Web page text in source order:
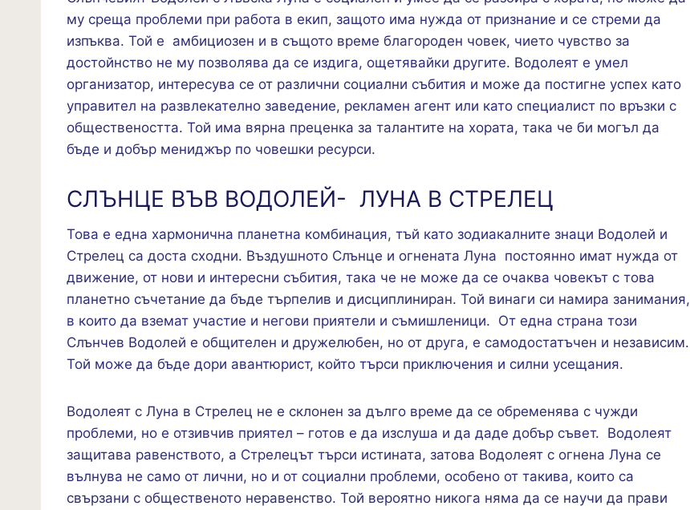
му среща проблеми при работа в екип, защото има нужда от признание и се стреми да
изпъква. Той е амбициозен и в същото време благороден човек, чието чувство за
достойнство не му позволява да се издига, ощетявайки другите. Водолеят е умел
организатор, интересува се от различни социални събития и може да постигне успех като
управител на развлекателно заведение, рекламен агент или като специалист по връзки с
обществеността. Той има вярна преценка за талантите на хората, така че би могъл да
бъде и добър мениджър по човешки ресурси.
СЛЪНЦЕ ВЪВ ВОДОЛЕЙ- ЛУНА В СТРЕЛЕЦ
Това е една хармонична планетна комбинация, тъй като зодиакалните знаци Водолей и
Стрелец са доста сходни. Въздушното Слънце и огнената Луна постоянно имат нужда от
движение, от нови и интересни събития, така че не може да се очаква човекът с това
планетно съчетание да бъде търпелив и дисциплиниран. Той винаги си намира занимания,
в които да вземат участие и негови приятели и съмишленици. От една страна този
Слънчев Водолей е общителен и дружелюбен, но от друга, е самодостатъчен и независим.
Той може да бъде дори авантюрист, който търси приключения и силни усещания.
Водолеят с Луна в Стрелец не е склонен за дълго време да се обременява с чужди
проблеми, но е отзивчив приятел – готов е да изслуша и да даде добър съвет. Водолеят
защитава равенството, а Стрелецът търси истината, затова Водолеят с огнена Луна се
вълнува не само от лични, но и от социални проблеми, особено от такива, които са
свързани с общественото неравенство. Той вероятно никога няма да се научи да прави